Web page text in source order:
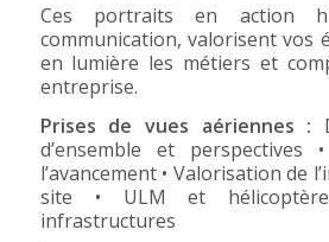
Ces portraits en action
communication, valorisent vos
en lumière les métiers et
entreprise.
Prises de vues aériennes :
d’ensemble et perspectives
l’avancement • Valorisation de
site • ULM et
infrastructures